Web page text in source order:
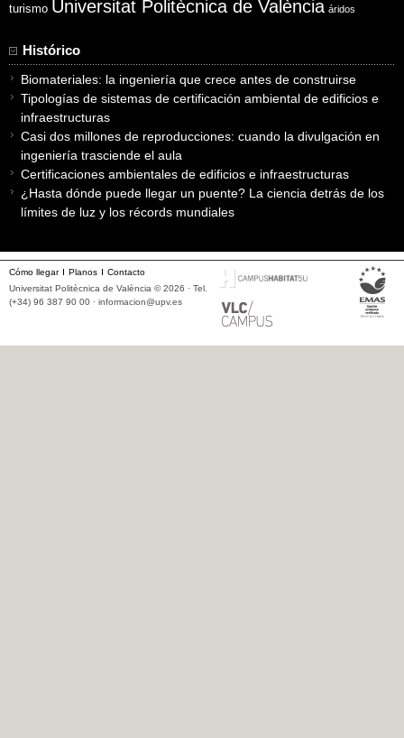
turismo Universitat Politècnica de València áridos
Histórico
Biomateriales: la ingeniería que crece antes de construirse
Tipologías de sistemas de certificación ambiental de edificios e
infraestructuras
Casi dos millones de reproducciones: cuando la divulgación en
ingeniería trasciende el aula
Certificaciones ambientales de edificios e infraestructuras
¿Hasta dónde puede llegar un puente? La ciencia detrás de los
límites de luz y los récords mundiales
Cómo llegar Planos
Contacto
Universitat Politècnica de València © 2026 · Tel.
(+34) 96 387 90 00 · informacion@upv.es